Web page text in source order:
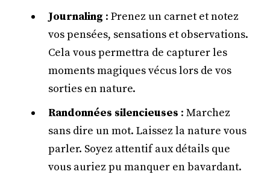
Journaling : Prenez un carnet et notez
vos pensées, sensations et observations.
Cela vous permettra de capturer les
moments magiques vécus lors de vos
sorties en nature.
Randonnées silencieuses : Marchez
sans dire un mot. Laissez la nature vous
parler. Soyez attentif aux détails que
vous auriez pu manquer en bavardant.